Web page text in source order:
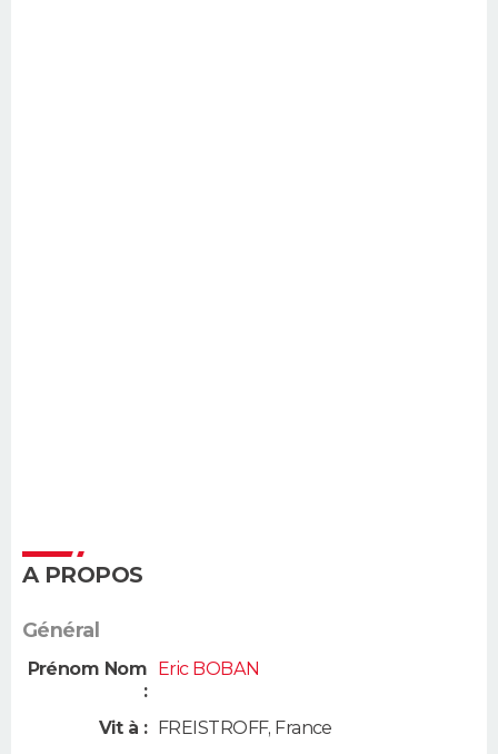
A PROPOS
Général
Prénom Nom
:
Eric BOBAN
Vit à : FREISTROFF, France